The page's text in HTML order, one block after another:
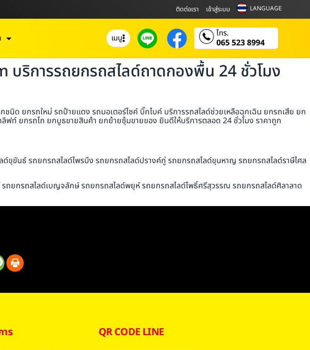
ติดต่อเรา เข้าสู่ระบบ LANGUAGE
เมนู โทร.
065 523 8994
บริการรถยกรถสไลด์ถาดกองพื้น 24 ชั่วโมง
ด ยกรถใหม่ รถป้ายแดง รถมอเตอร์ไซค์ บิ๊กไบค์ บริการรถสไลด์ช่วยเหลือฉุกเฉิน ยกรถเสีย ยก
ท์ ยกรถไถ ยกบูธขายสินค้า ยกย้ายซุ้มขายของ ยินดีให้บริการตลอด 24 ชั่วโมง ราคาถูก
ขันธ์ รถยกรถสไลด์ไพรบึง รถยกรถสไลด์ปรางค์กู่ รถยกรถสไลด์ขุนหาญ รถยกรถสไลด์ราษีไศล
ถยกรถสไลด์เบญจลักษ์ รถยกรถสไลด์พยุห์ รถยกรถสไลด์โพธิ์ศรีสุวรรณ รถยกรถสไลด์ศิลาลาด
ร QR CODE LINE